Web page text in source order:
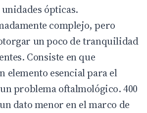
ópticas.
complejo, pero
un poco de tranquilidad
Consiste en que
elemento esencial para el
problema oftalmológico. 400
dato menor en el marco de